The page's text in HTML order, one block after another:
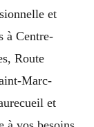
et
à Centre-
Route
Marc-
et